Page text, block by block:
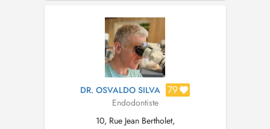
centrés sur le patient, à travers une approche
conservatrice et minimale...
DR. OSVALDO SILVA 79
Endodontiste
10, Rue Jean Bertholet,